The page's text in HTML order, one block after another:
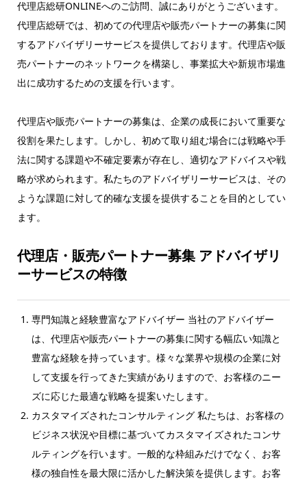
代理店総研ONLINEへのご訪問、誠にありがとうございます。
代理店総研では、初めての代理店や販売パートナーの募集に関
するアドバイザリーサービスを提供しております。代理店や販
売パートナーのネットワークを構築し、事業拡大や新規市場進
出に成功するための支援を行います。
代理店や販売パートナーの募集は、企業の成長において重要な
役割を果たします。しかし、初めて取り組む場合には戦略や手
法に関する課題や不確定要素が存在し、適切なアドバイスや戦
略が求められます。私たちのアドバイザリーサービスは、その
ような課題に対して的確な支援を提供することを目的としてい
ます。
代理店・販売パートナー募集 アドバイザリ
ーサービスの特徴
専門知識と経験豊富なアドバイザー 当社のアドバイザー
は、代理店や販売パートナーの募集に関する幅広い知識と
豊富な経験を持っています。様々な業界や規模の企業に対
して支援を行ってきた実績がありますので、お客様のニー
ズに応じた最適な戦略を提案いたします。
カスタマイズされたコンサルティング 私たちは、お客様の
ビジネス状況や目標に基づいてカスタマイズされたコンサ
ルティングを行います。一般的な枠組みだけでなく、お客
様の独自性を最大限に活かした解決策を提供します。お客